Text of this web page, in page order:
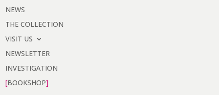
NEWS
THE COLLECTION
VISIT US
NEWSLETTER
INVESTIGATION
BOOKSHOP